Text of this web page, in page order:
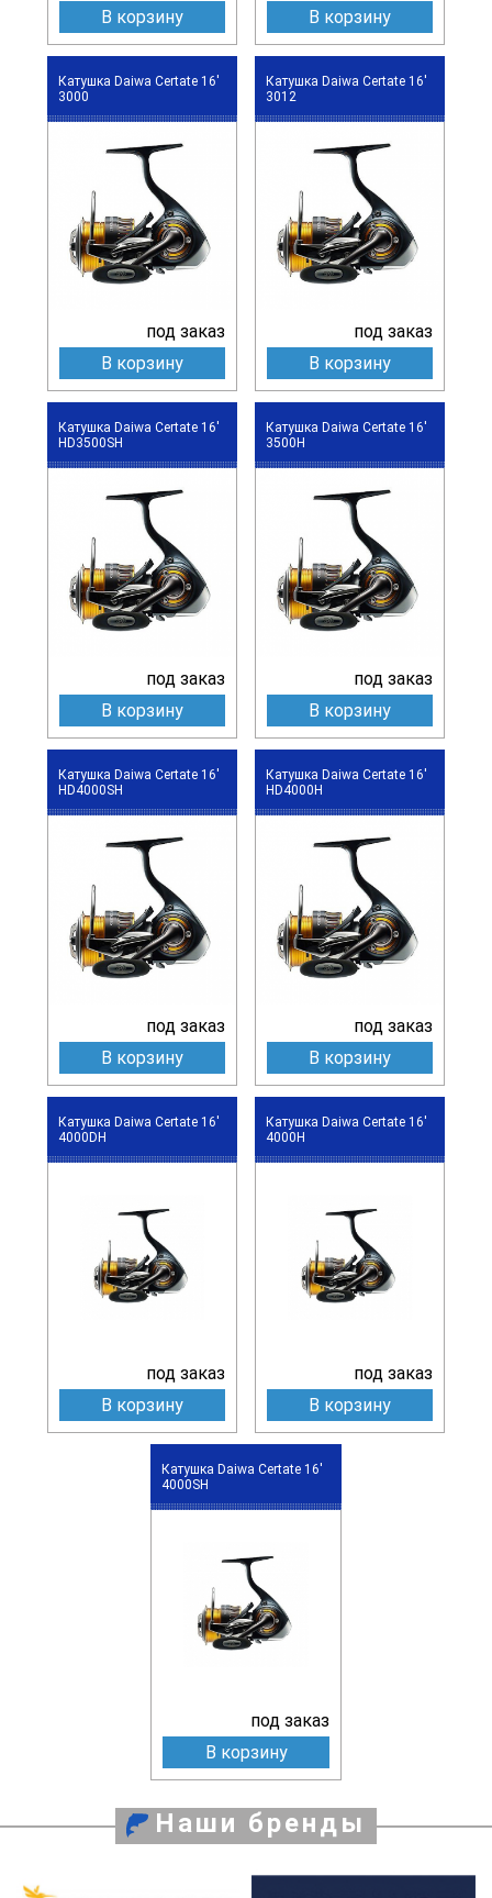
В корзину
В корзину
Катушка Daiwa Certate 16'
3000
под заказ
В корзину
Катушка Daiwa Certate 16'
3012
под заказ
В корзину
Катушка Daiwa Certate 16'
HD3500SH
под заказ
В корзину
Катушка Daiwa Certate 16'
3500H
под заказ
В корзину
Катушка Daiwa Certate 16'
HD4000SH
под заказ
В корзину
Катушка Daiwa Certate 16'
HD4000H
под заказ
В корзину
Катушка Daiwa Certate 16'
4000DH
под заказ
В корзину
Катушка Daiwa Certate 16'
4000H
под заказ
В корзину
Катушка Daiwa Certate 16'
4000SH
под заказ
В корзину
Наши бренды